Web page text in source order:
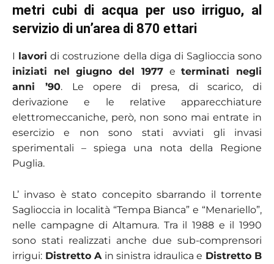
metri cubi di acqua per uso irriguo, al
servizio di un’area di 870 ettari
I lavori di costruzione della diga di Saglioccia sono
iniziati nel giugno del 1977eterminati negli
anni ’90. Le opere di presa, di scarico, di
derivazione e le relative apparecchiature
elettromeccaniche, però, non sono mai entrate in
esercizio e non sono stati avviati gli invasi
sperimentali – spiega una nota della Regione
Puglia.
L’ invaso è stato concepito sbarrando il torrente
Saglioccia in località “Tempa Bianca” e “Menariello”,
nelle campagne di Altamura. Tra il 1988 e il 1990
sono stati realizzati anche due sub-comprensori
irrigui: Distretto A in sinistra idraulica e Distretto B